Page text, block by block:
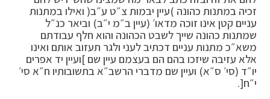
זכיה במתנות כהונה )עיין יבמות צ״ט ע״ב( ואילו במתנות
עניים קטן אינו זוכה מדאו׳ (עיין ב״מ י״ב) וביאר כנ״ל
שמתנות כהונה שייך לשבט הכהונה והוא חלף עבודתם
משא״כ מתנות עניים דכתיב לעני ולגר תעזוב אותם ואינו
אלא עזיבה שיזכו בהם הם בעצמם עיין שם ]ועיין יד אפרים
יו״ד (סי׳ ס״א) ועיין שם מדברי הרשב״א בתשובותיו ח״א סי׳
י״ח[.